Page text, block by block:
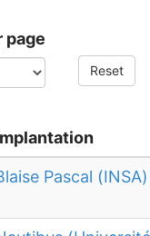
page
Reset
Pascal (INSA)